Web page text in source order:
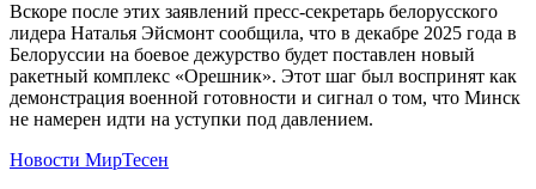
Вскоре после этих заявлений пресс-секретарь белорусского
лидера Наталья Эйсмонт сообщила, что в декабре 2025 года в
Белоруссии на боевое дежурство будет поставлен новый
ракетный комплекс «Орешник». Этот шаг был воспринят как
демонстрация военной готовности и сигнал о том, что Минск
не намерен идти на уступки под давлением.
Новости МирТесен